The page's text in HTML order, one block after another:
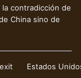
la contradicción de
China sino de
Estados